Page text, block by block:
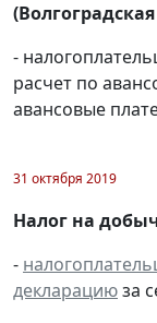
-
расчет по
авансовые
31 октября 2019
Налог на
-
декларациюза